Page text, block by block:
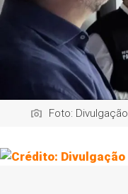
Foto: Divulgação